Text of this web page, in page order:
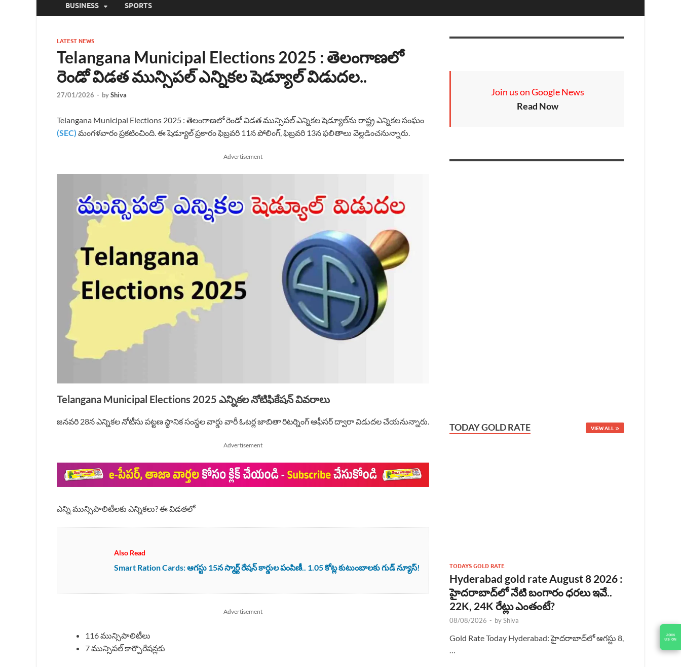
JOIN
US ON
BUSINESS SPORTS
LATEST NEWS
Telangana Municipal Elections 2025 : తెలంగాణలో
రెండో విడత మున్సిపల్ ఎన్నికల షెడ్యూల్ విడుదల..
27/01/2026 - byShiva
Telangana Municipal Elections 2025 : తెలంగాణలో రెండో విడత మున్సిపల్ ఎన్నికల షెడ్యూల్‌ను రాష్ట్ర ఎన్నికల సంఘం
(SEC) మంగళవారం ప్రకటించింది. ఈ షెడ్యూల్ ప్రకారం ఫిబ్రవరి 11న పోలింగ్, ఫిబ్రవరి 13న ఫలితాలు వెల్లడించనున్నారు.
Advertisement
Telangana Municipal Elections 2025 ఎన్నికల నోటిఫికేషన్ వివరాలు
జనవరి 28న ఎన్నికల నోటీసు పట్టణ స్థానిక సంస్థల వార్డు వారీ ఓటర్ల జాబితా రిటర్నింగ్ ఆఫీసర్ ద్వారా విడుదల చేయనున్నారు.
Advertisement
ఎన్ని మున్సిపాలిటీలకు ఎన్నికలు? ఈ విడతలో
Also Read
Smart Ration Cards: ఆగస్టు 15న స్మార్ట్ రేషన్ కార్డుల పంపిణీ.. 1.05 కోట్ల కుటుంబాలకు గుడ్ న్యూస్!
Advertisement
116 మున్సిపాలిటీలు
7 మున్సిపల్ కార్పొరేషన్లకు
Join us on Google News
Read Now
TODAY GOLD RATE VIEW ALL
TODAYS GOLD RATE
Hyderabad gold rate August 8 2026 :
హైదరాబాద్‌లో నేటి బంగారం ధరలు ఇవే..
22K, 24K రేట్లు ఎంతంటే?
08/08/2026 - byShiva
Gold Rate Today Hyderabad: హైదరాబాద్‌లో ఆగస్టు 8,
…